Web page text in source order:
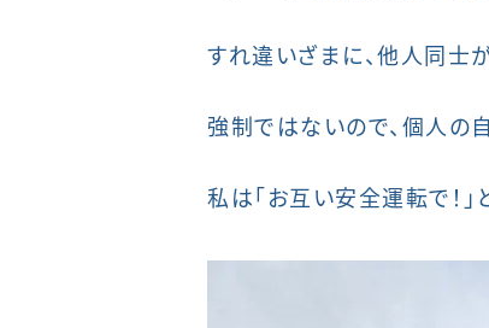
すれ違いざまに、他人同士
強制ではないので、個人の
私は「お互い安全運転で！」